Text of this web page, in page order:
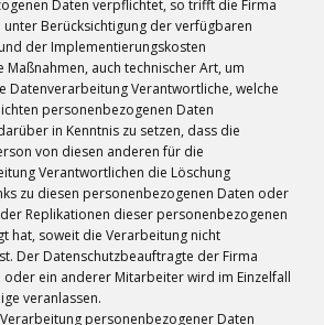
Daten verpflichtet, so trifft die Firma
unter Berücksichtigung der verfügbaren
der Implementierungskosten
Maßnahmen, auch technischer Art, um
Datenverarbeitung Verantwortliche, welche
personenbezogenen Daten
in Kenntnis zu setzen, dass die
von diesen anderen für die
Verantwortlichen die Löschung
zu diesen personenbezogenen Daten oder
Replikationen dieser personenbezogenen
hat, soweit die Verarbeitung nicht
Der Datenschutzbeauftragte der Firma
oder ein anderer Mitarbeiter wird im Einzelfall
veranlassen.
personenbezogener Daten